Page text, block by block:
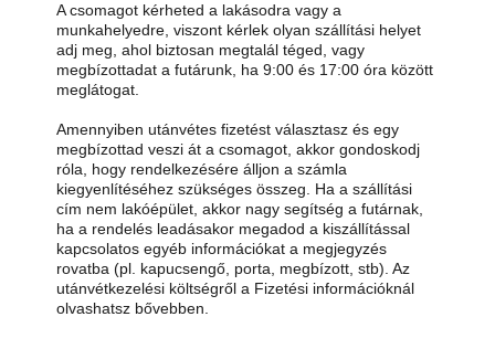
A csomagot kérheted a lakásodra vagy a
munkahelyedre, viszont kérlek olyan szállítási helyet
adj meg, ahol biztosan megtalál téged, vagy
megbízottadat a futárunk, ha 9:00 és 17:00 óra között
meglátogat.
Amennyiben utánvétes fizetést választasz és egy
megbízottad veszi át a csomagot, akkor gondoskodj
róla, hogy rendelkezésére álljon a számla
kiegyenlítéséhez szükséges összeg. Ha a szállítási
cím nem lakóépület, akkor nagy segítség a futárnak,
ha a rendelés leadásakor megadod a kiszállítással
kapcsolatos egyéb információkat a megjegyzés
rovatba (pl. kapucsengő, porta, megbízott, stb). Az
utánvétkezelési költségről a Fizetési információknál
olvashatsz bővebben.